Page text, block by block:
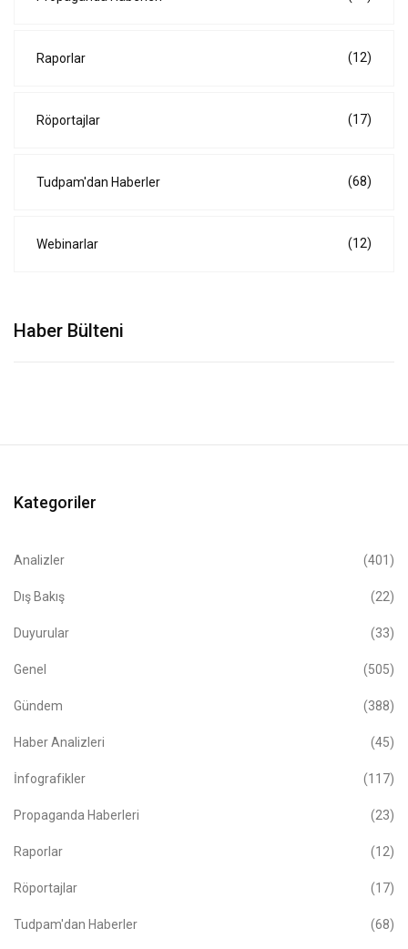
Raporlar (12)
Röportajlar (17)
Tudpam'dan Haberler (68)
Webinarlar (12)
Haber Bülteni
Kategoriler
Analizler (401)
Dış Bakış (22)
Duyurular (33)
Genel (505)
Gündem (388)
Haber Analizleri (45)
İnfografikler (117)
Propaganda Haberleri (23)
Raporlar (12)
Röportajlar (17)
Tudpam'dan Haberler (68)